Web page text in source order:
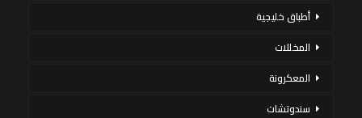
أطباق خليجية
المخللات
المعكرونة
سندوتشات